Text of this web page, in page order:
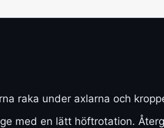
raka under axlarna och
med en lätt höftrotation.